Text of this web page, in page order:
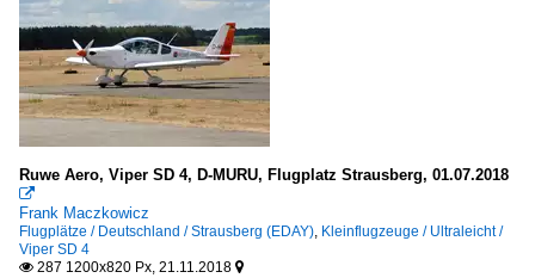
Ruwe Aero, Viper SD 4, D-MURU, Flugplatz Strausberg, 01.07.2018

Frank Maczkowicz
Flugplätze / Deutschland / Strausberg (EDAY), Kleinflugzeuge / Ultraleicht /
Viper SD 4
 287 1200x820 Px, 21.11.2018 